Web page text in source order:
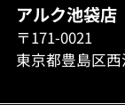
アルク池袋店
〒171-0021
東京都豊島区